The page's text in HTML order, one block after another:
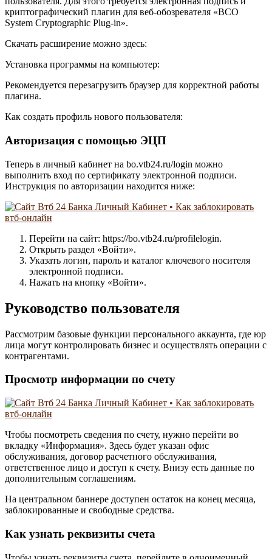
криптографический плагин для веб-обозревателя «BCO
System Cryptographic Plug-in».
Скачать расширение можно здесь:
Установка программы на компьютер:
Рекомендуется перезагрузить браузер для корректной работы
плагина.
Как создать профиль нового пользователя:
Авторизация с помощью ЭЦП
Теперь в личный кабинет на bo.vtb24.ru/login можно
выполнить вход по сертификату электронной подписи.
Инструкция по авторизации находится ниже:
Перейти на сайт: https://bo.vtb24.ru/profilelogin.
Открыть раздел «Войти».
Указать логин, пароль и каталог ключевого носителя
электронной подписи.
Нажать на кнопку «Войти».
Руководство пользователя
Рассмотрим базовые функции персонального аккаунта, где юр
лица могут контролировать бизнес и осуществлять операции с
контрагентами.
Просмотр информации по счету
Чтобы посмотреть сведения по счету, нужно перейти во
вкладку «Информация». Здесь будет указан офис
обслуживания, договор расчетного обслуживания,
ответственное лицо и доступ к счету. Внизу есть данные по
дополнительным соглашениям.
На центральном баннере доступен остаток на конец месяца,
заблокированные и свободные средства.
Как узнать реквизиты счета